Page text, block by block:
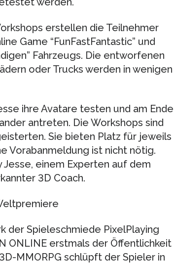
erstellen die Teilnehmer
Game “FunFastFantastic” und
Fahrzeugs. Die entworfenen
oder Trucks werden in wenigen
ihre Avatare testen und am Ende
antreten. Die Workshops sind
Sie bieten Platz für jeweils
Vorabanmeldung ist nicht nötig.
einem Experten auf dem
3D Coach.
der Spieleschmiede PixelPlaying
ONLINE erstmals der Öffentlichkeit
MMORPG schlüpft der Spieler in